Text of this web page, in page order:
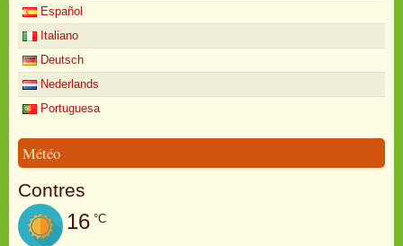
Español
Italiano
Deutsch
Nederlands
Portuguesa
Météo
Contres
16 °C